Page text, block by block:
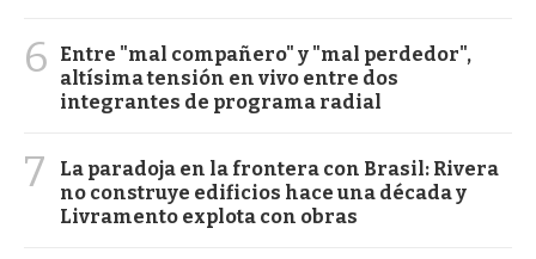
6
Entre "mal compañero" y "mal perdedor",
altísima tensión en vivo entre dos
integrantes de programa radial
7
La paradoja en la frontera con Brasil: Rivera
no construye edificios hace una década y
Livramento explota con obras